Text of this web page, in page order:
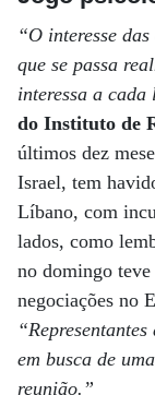
“O interesse
que se passa
interessa a cada
do Instituto de
últimos dez
Israel, tem
Líbano, com
lados, como
no domingo
negociações no
em busca de
reunião.”